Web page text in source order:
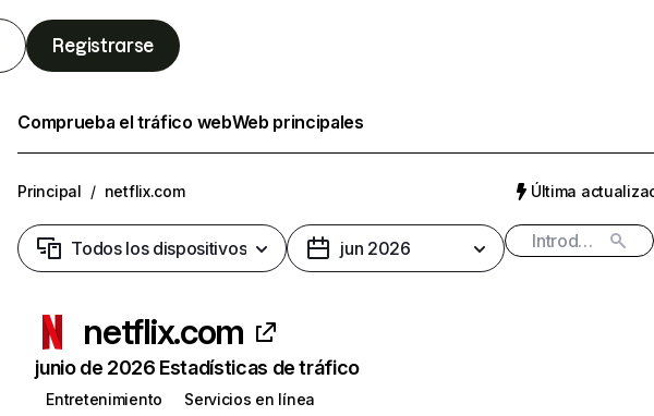
Registrarse
Comprueba el tráfico webWeb principales
Principal / netflix.com Última
Todos los dispositivos jun 2026
netflix.com
junio de 2026 Estadísticas de tráfico
Entretenimiento
Servicios en línea